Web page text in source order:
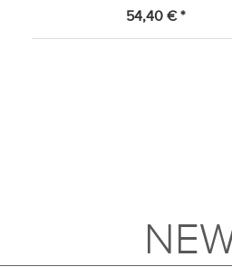
54,40 € *